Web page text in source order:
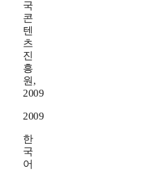
국
콘
텐
츠
진
흥
원,
2009
2009
한
국
어